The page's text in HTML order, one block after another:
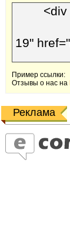
Пример ссылки:
Отзывы o наc на
Реклама